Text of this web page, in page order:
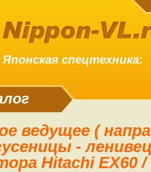
Японская спецтехника:
-
Hitachi EX60 /